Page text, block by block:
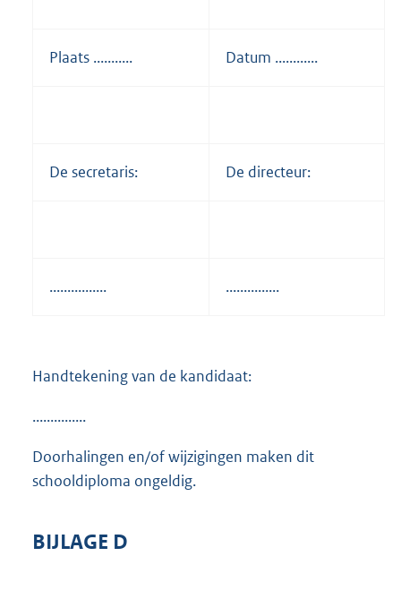
Plaats ........... Datum ............
De secretaris: De directeur:
................ ...............
Handtekening van de kandidaat:
...............
Doorhalingen en/of wijzigingen maken dit
schooldiploma ongeldig.
BIJLAGE D